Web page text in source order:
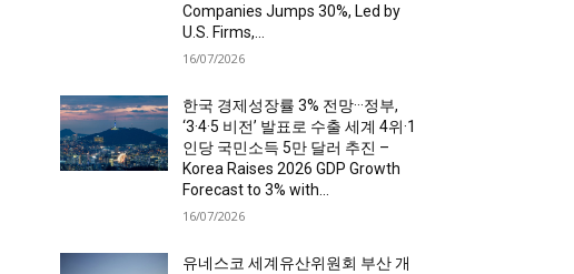
Companies Jumps 30%, Led by
U.S. Firms,...
16/07/2026
한국 경제성장률 3% 전망···정부,
‘3·4·5 비전’ 발표로 수출 세계 4위·1
인당 국민소득 5만 달러 추진 –
Korea Raises 2026 GDP Growth
Forecast to 3% with...
16/07/2026
유네스코 세계유산위원회 부산 개